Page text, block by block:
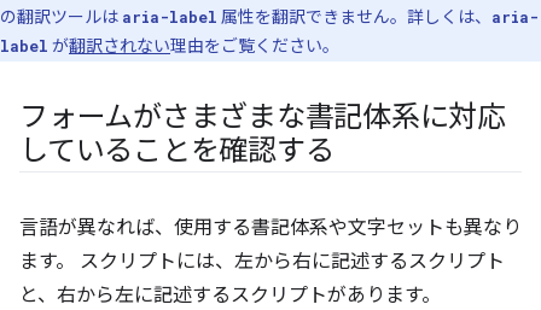
の翻訳ツールは aria-label 属性を翻訳できません。詳しくは、
aria-
label が翻訳されない理由をご覧ください。
フォームがさまざまな書記体系に対応
していることを確認する
言語が異なれば、使用する書記体系や文字セットも異なり
ます。 スクリプトには、左から右に記述するスクリプト
と、右から左に記述するスクリプトがあります。